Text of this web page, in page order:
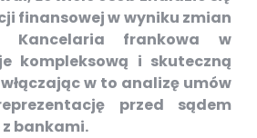
finansowej w wyniku zmian
Kancelaria frankowa w
kompleksową i skuteczną
w to analizę umów
przed sądem
bankami.